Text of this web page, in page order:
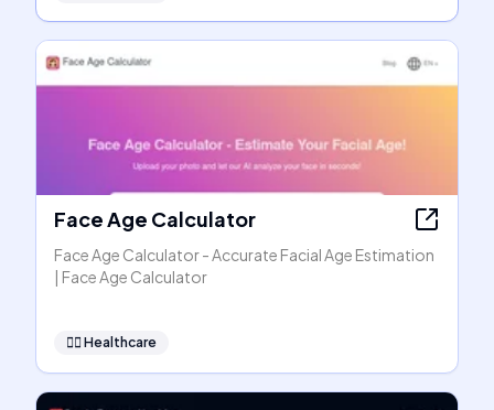
Face Age Calculator
Face Age Calculator - Accurate Facial Age Estimation
| Face Age Calculator
👩‍⚕️ Healthcare